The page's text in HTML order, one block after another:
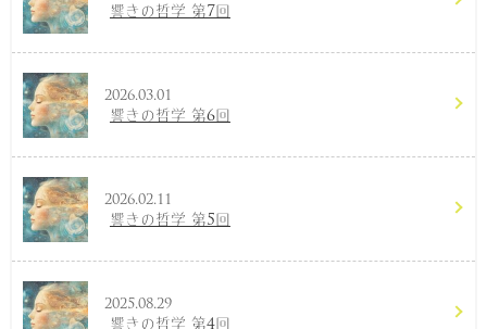
響きの哲学 第7回
2026.03.01
響きの哲学 第6回
2026.02.11
響きの哲学 第5回
2025.08.29
響きの哲学 第4回